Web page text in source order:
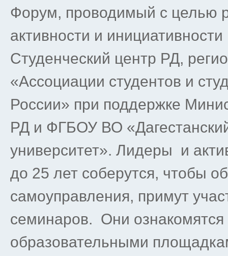
Форум, проводимый с целью
активности и
Студенческий центр РД,
«Ассоциации студентов и
России» при поддержке
РД и ФГБОУ ВО
университет». Лидеры и
до 25 лет соберутся, чтобы
самоуправления, примут
семинаров. Они
образовательными